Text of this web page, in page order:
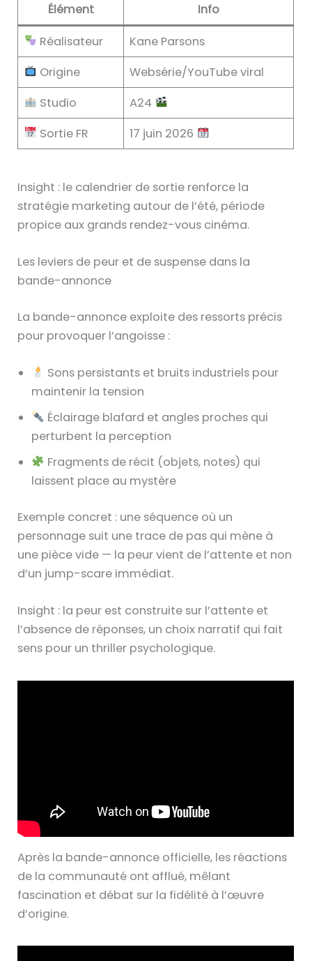
Élément
Info
Réalisateur
Kane Parsons
Origine
Websérie/YouTube viral
Studio
A24
Sortie FR
17 juin 2026
Insight : le calendrier de sortie renforce la
stratégie marketing autour de l’été, période
propice aux grands rendez-vous cinéma.
Les leviers de peur et de suspense dans la
bande-annonce
La bande-annonce exploite des ressorts précis
pour provoquer l’angoisse :
Sons persistants et bruits industriels pour
maintenir la tension
Éclairage blafard et angles proches qui
perturbent la perception
Fragments de récit (objets, notes) qui
laissent place au mystère
Exemple concret : une séquence où un
personnage suit une trace de pas qui mène à
une pièce vide — la peur vient de l’attente et non
d’un jump-scare immédiat.
Insight : la peur est construite sur l’attente et
l’absence de réponses, un choix narratif qui fait
sens pour un thriller psychologique.
Après la bande-annonce officielle, les réactions
de la communauté ont afflué, mêlant
fascination et débat sur la fidélité à l’œuvre
d’origine.